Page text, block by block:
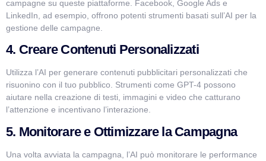
campagne su queste piattaforme. Facebook, Google Ads e
LinkedIn, ad esempio, offrono potenti strumenti basati sull’AI per la
gestione delle campagne.
4. Creare Contenuti Personalizzati
Utilizza l’AI per generare contenuti pubblicitari personalizzati che
risuonino con il tuo pubblico. Strumenti come GPT-4 possono
aiutare nella creazione di testi, immagini e video che catturano
l’attenzione e incentivano l’interazione.
5. Monitorare e Ottimizzare la Campagna
Una volta avviata la campagna, l’AI può monitorare le performance